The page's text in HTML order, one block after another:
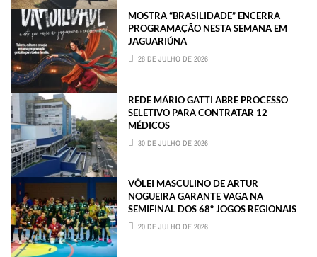
MOSTRA “BRASILIDADE” ENCERRA
PROGRAMAÇÃO NESTA SEMANA EM
JAGUARIÚNA
28 DE JULHO DE 2026
REDE MÁRIO GATTI ABRE PROCESSO
SELETIVO PARA CONTRATAR 12
MÉDICOS
30 DE JULHO DE 2026
VÔLEI MASCULINO DE ARTUR
NOGUEIRA GARANTE VAGA NA
SEMIFINAL DOS 68º JOGOS REGIONAIS
20 DE JULHO DE 2026